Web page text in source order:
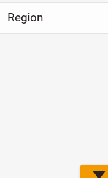
Region